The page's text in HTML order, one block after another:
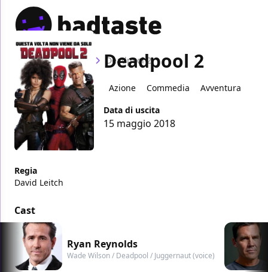
Home Film Deadpool 2
Deadpool 2
Azione Commedia
Avventura
Data di uscita
15 maggio 2018
Regia
David Leitch
Cast
Ryan Reynolds
Wade Wilson / Deadpool / Juggernaut (voice)